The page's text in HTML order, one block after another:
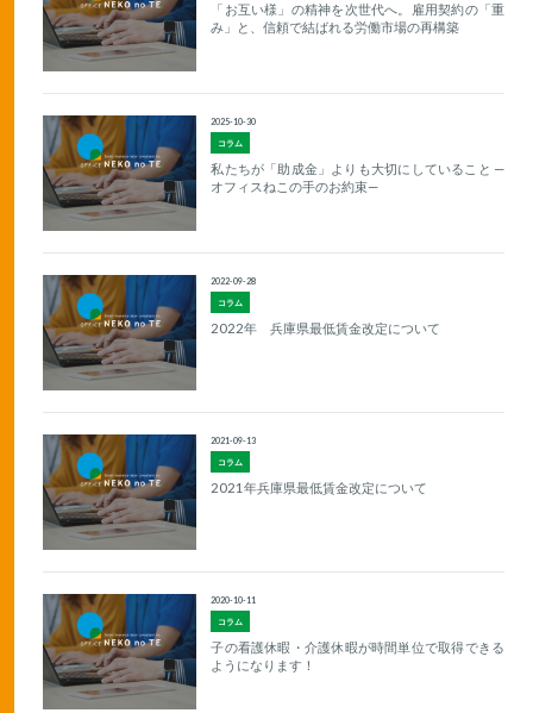
「お互い様」の精神を次世代へ。雇用契約の「重
み」と、信頼で結ばれる労働市場の再構築
コラム
2025-10-30
私たちが「助成金」よりも大切にしていること —
オフィスねこの手のお約束—
コラム
2022-09-28
2022年 兵庫県最低賃金改定について
コラム
2021-09-13
2021年兵庫県最低賃金改定について
コラム
2020-10-11
子の看護休暇・介護休暇が時間単位で取得できる
ようになります！